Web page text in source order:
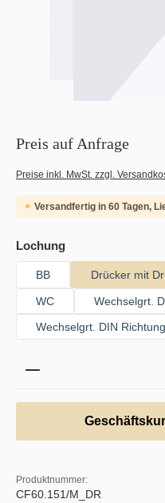
Preis auf Anfrage
Preise inkl. MwSt. zzgl.
Versandfertig in 60 Tagen,
Lochungauswählen
BB Drücker mit
WC
Wechselgrt.
Wechselgrt. DIN
Produkt Anzahl: Gib
Produktnummer:
CF60.151/M_DR